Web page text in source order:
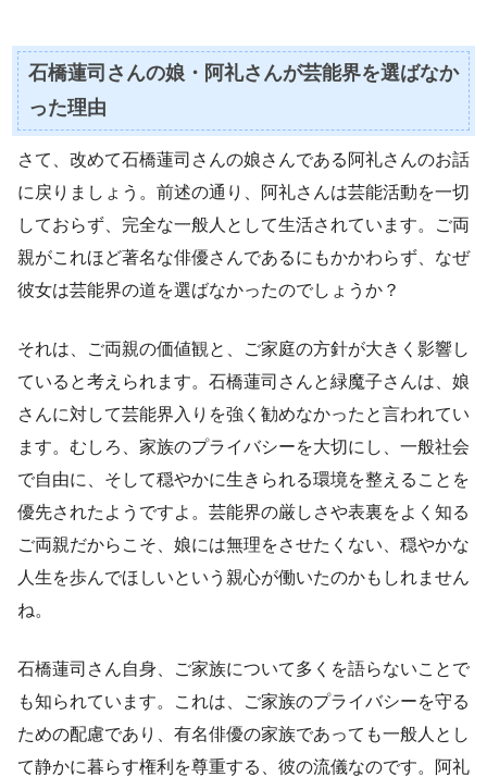
石橋蓮司さんの娘・阿礼さんが芸能界を選ばなか
った理由
さて、改めて石橋蓮司さんの娘さんである阿礼さんのお話
に戻りましょう。前述の通り、阿礼さんは芸能活動を一切
しておらず、完全な一般人として生活されています。ご両
親がこれほど著名な俳優さんであるにもかかわらず、なぜ
彼女は芸能界の道を選ばなかったのでしょうか？
それは、ご両親の価値観と、ご家庭の方針が大きく影響し
ていると考えられます。石橋蓮司さんと緑魔子さんは、娘
さんに対して芸能界入りを強く勧めなかったと言われてい
ます。むしろ、家族のプライバシーを大切にし、一般社会
で自由に、そして穏やかに生きられる環境を整えることを
優先されたようですよ。芸能界の厳しさや表裏をよく知る
ご両親だからこそ、娘には無理をさせたくない、穏やかな
人生を歩んでほしいという親心が働いたのかもしれません
ね。
石橋蓮司さん自身、ご家族について多くを語らないことで
も知られています。これは、ご家族のプライバシーを守る
ための配慮であり、有名俳優の家族であっても一般人とし
て静かに暮らす権利を尊重する、彼の流儀なのです。阿礼